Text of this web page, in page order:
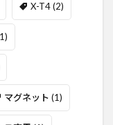
X-T4(2)
マグネット (1)